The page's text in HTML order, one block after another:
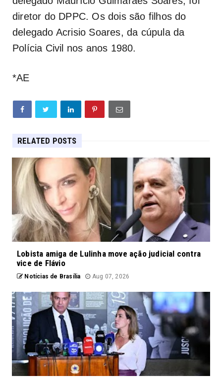
diretor do DPPC. Os dois são filhos do
delegado Acrisio Soares, da cúpula da
Polícia Civil nos anos 1980.
*AE
RELATED POSTS
Lobista amiga de Lulinha move ação judicial contra
vice de Flávio
Notícias de Brasília Aug 07, 2026